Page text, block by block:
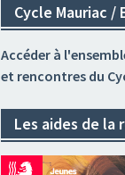
Cycle Mauriac /
Accéder à
et rencontres du
Les aides de la